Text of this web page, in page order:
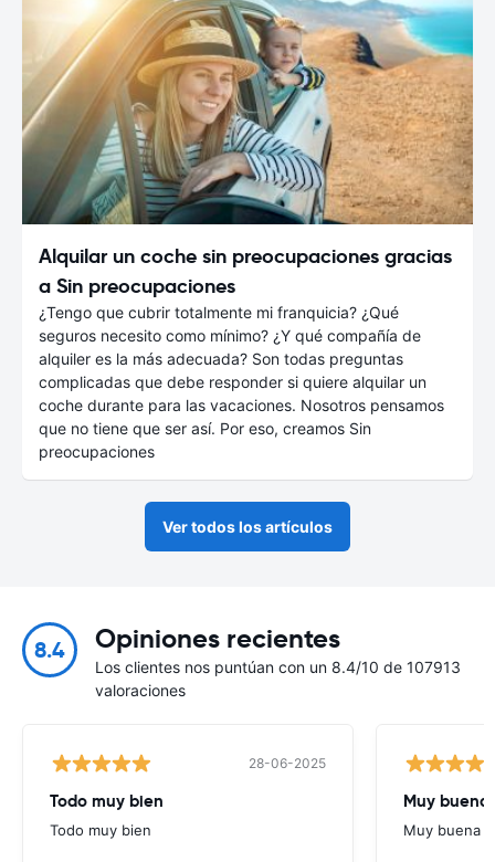
Alquilar un coche sin preocupaciones gracias
a Sin preocupaciones
¿Tengo que cubrir totalmente mi franquicia? ¿Qué
seguros necesito como mínimo? ¿Y qué compañía de
alquiler es la más adecuada? Son todas preguntas
complicadas que debe responder si quiere alquilar un
coche durante para las vacaciones. Nosotros pensamos
que no tiene que ser así. Por eso, creamos Sin
preocupaciones
Ver todos los artículos
8.4 Opiniones recientes
Los clientes nos puntúan con un 8.4/10 de 107913
valoraciones
28-06-2025
Todo muy bien
Todo muy bien
Muy buena
Muy buena